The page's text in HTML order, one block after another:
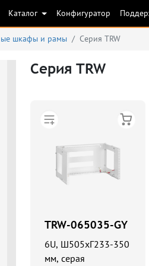
Каталог Конфигуратор
шкафы и рамы Серия TRW
Серия TRW
TRW-065035-GY
6U, Ш505хГ233-350
мм, серая